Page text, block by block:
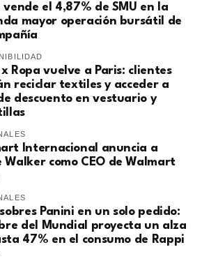
vende el 4,87% de SMU en la
mayor operación bursátil de
x Ropa vuelve a Paris: clientes
reciclar textiles y acceder a
descuento en vestuario y
Internacional anuncia a
Walker como CEO de Walmart
sobres Panini en un solo pedido:
del Mundial proyecta un alza
47% en el consumo de Rappi